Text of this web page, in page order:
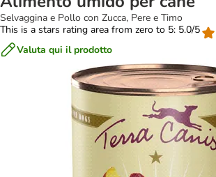
Selvaggina e Pollo con Zucca, Pere e Timo
This is a stars rating area from zero to 5: 5.0/5
Valuta qui il prodotto